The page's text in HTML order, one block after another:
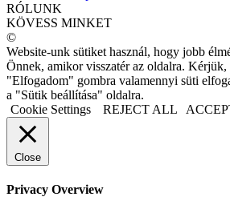
RÓLUNK
KÖVESS MINKET
©
Website-unk sütiket használ, hogy jobb
Önnek, amikor visszatér az oldalra. Kérjük,
"Elfogadom" gombra valamennyi süti
a "Sütik beállítása" oldalra.
Cookie Settings
REJECT ALL
Close
Privacy Overview